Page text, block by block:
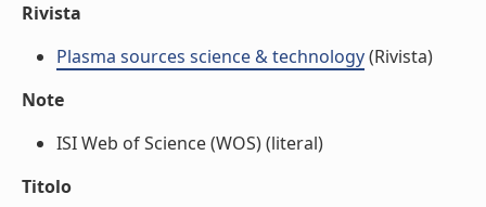
Rivista
Plasma sources science & technology(Rivista)
Note
ISI Web of Science (WOS) (literal)
Titolo